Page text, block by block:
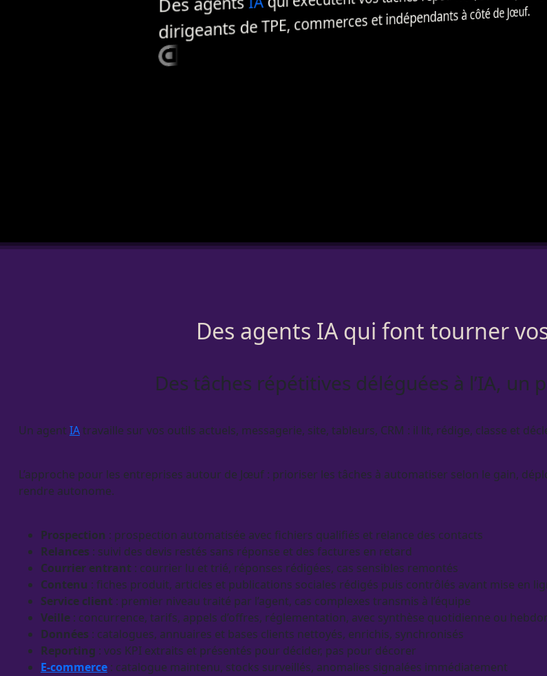
Des
dirigeants deTPE , commerces et indépendants à côté de Jœuf.
Des agents IA qui font tourner
Des tâches répétitives déléguées à l’IA,
Un agent IAtravaille sur vos outils actuels, messagerie, site, tableurs, CRM : il lit, rédige, classe et
L’approche pour les entreprises autour de Jœuf : prioriser les tâches à automatiser selon le gain,
rendre autonome.
Prospection : prospection automatisée avec fichiers qualifiés et relance des contacts
Relances : suivi des devis restés sans réponse et des factures en retard
Courrier entrant : courrier lu et trié, réponses rédigées, cas sensibles remontés
Contenu : fiches produit, articles et publications sociales rédigés puis contrôlés avant mise en
Service client : premier niveau traité par l’agent, cas complexes transmis à l’équipe
Veille : concurrence, tarifs, appels d’offres, réglementation, avec synthèse quotidienne ou
Données : catalogues, annuaires et bases clients nettoyés, enrichis, synchronisés
Reporting : vos KPI extraits et présentés pour décider, pas pour décorer
E-commerce : catalogue maintenu, stocks surveillés, anomalies signalées immédiatement